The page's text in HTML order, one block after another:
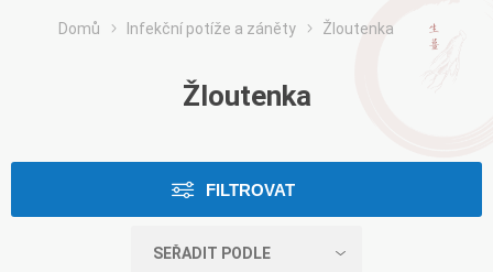
Domů Infekční potíže a záněty Žloutenka
Žloutenka
FILTROVAT